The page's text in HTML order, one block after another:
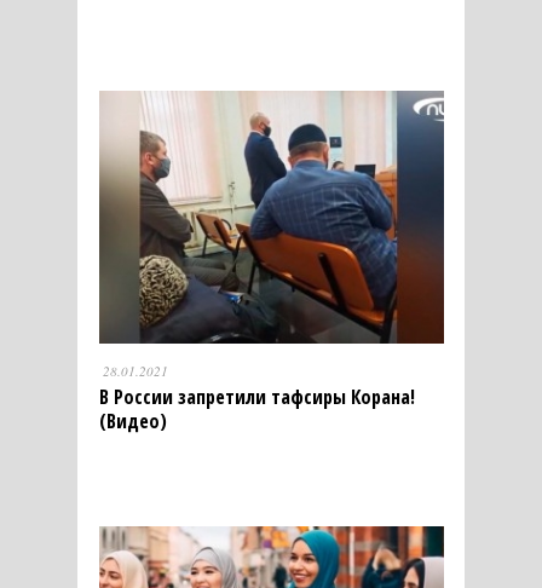
28.01.2021
В России запретили тафсиры Корана!
(Видео)